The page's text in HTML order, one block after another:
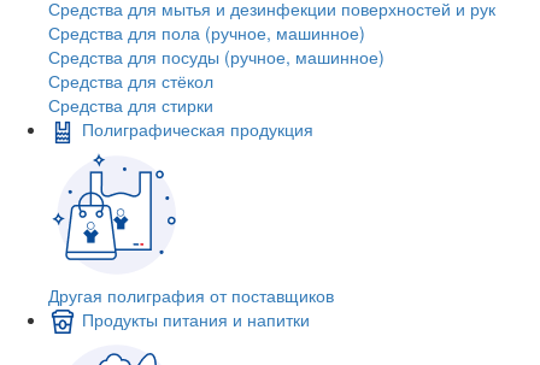
Средства для мытья и дезинфекции поверхностей и рук
Средства для пола (ручное, машинное)
Средства для посуды (ручное, машинное)
Средства для стёкол
Средства для стирки
Полиграфическая продукция
Другая полиграфия от поставщиков
Продукты питания и напитки